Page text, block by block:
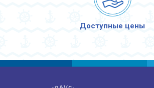
Доступные цены